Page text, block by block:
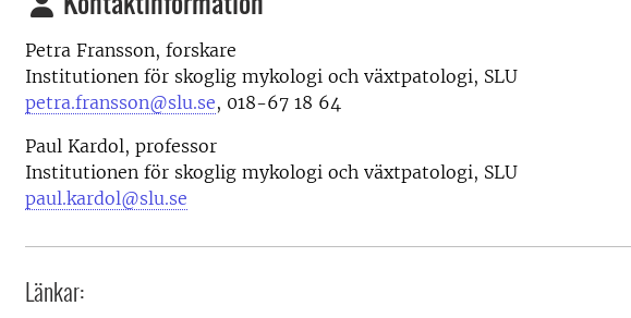
Petra Fransson, forskare
Institutionen för skoglig mykologi och växtpatologi, SLU
petra.fransson@slu.se, 018-67 18 64
Paul Kardol, professor
Institutionen för skoglig mykologi och växtpatologi, SLU
paul.kardol@slu.se
Länkar: